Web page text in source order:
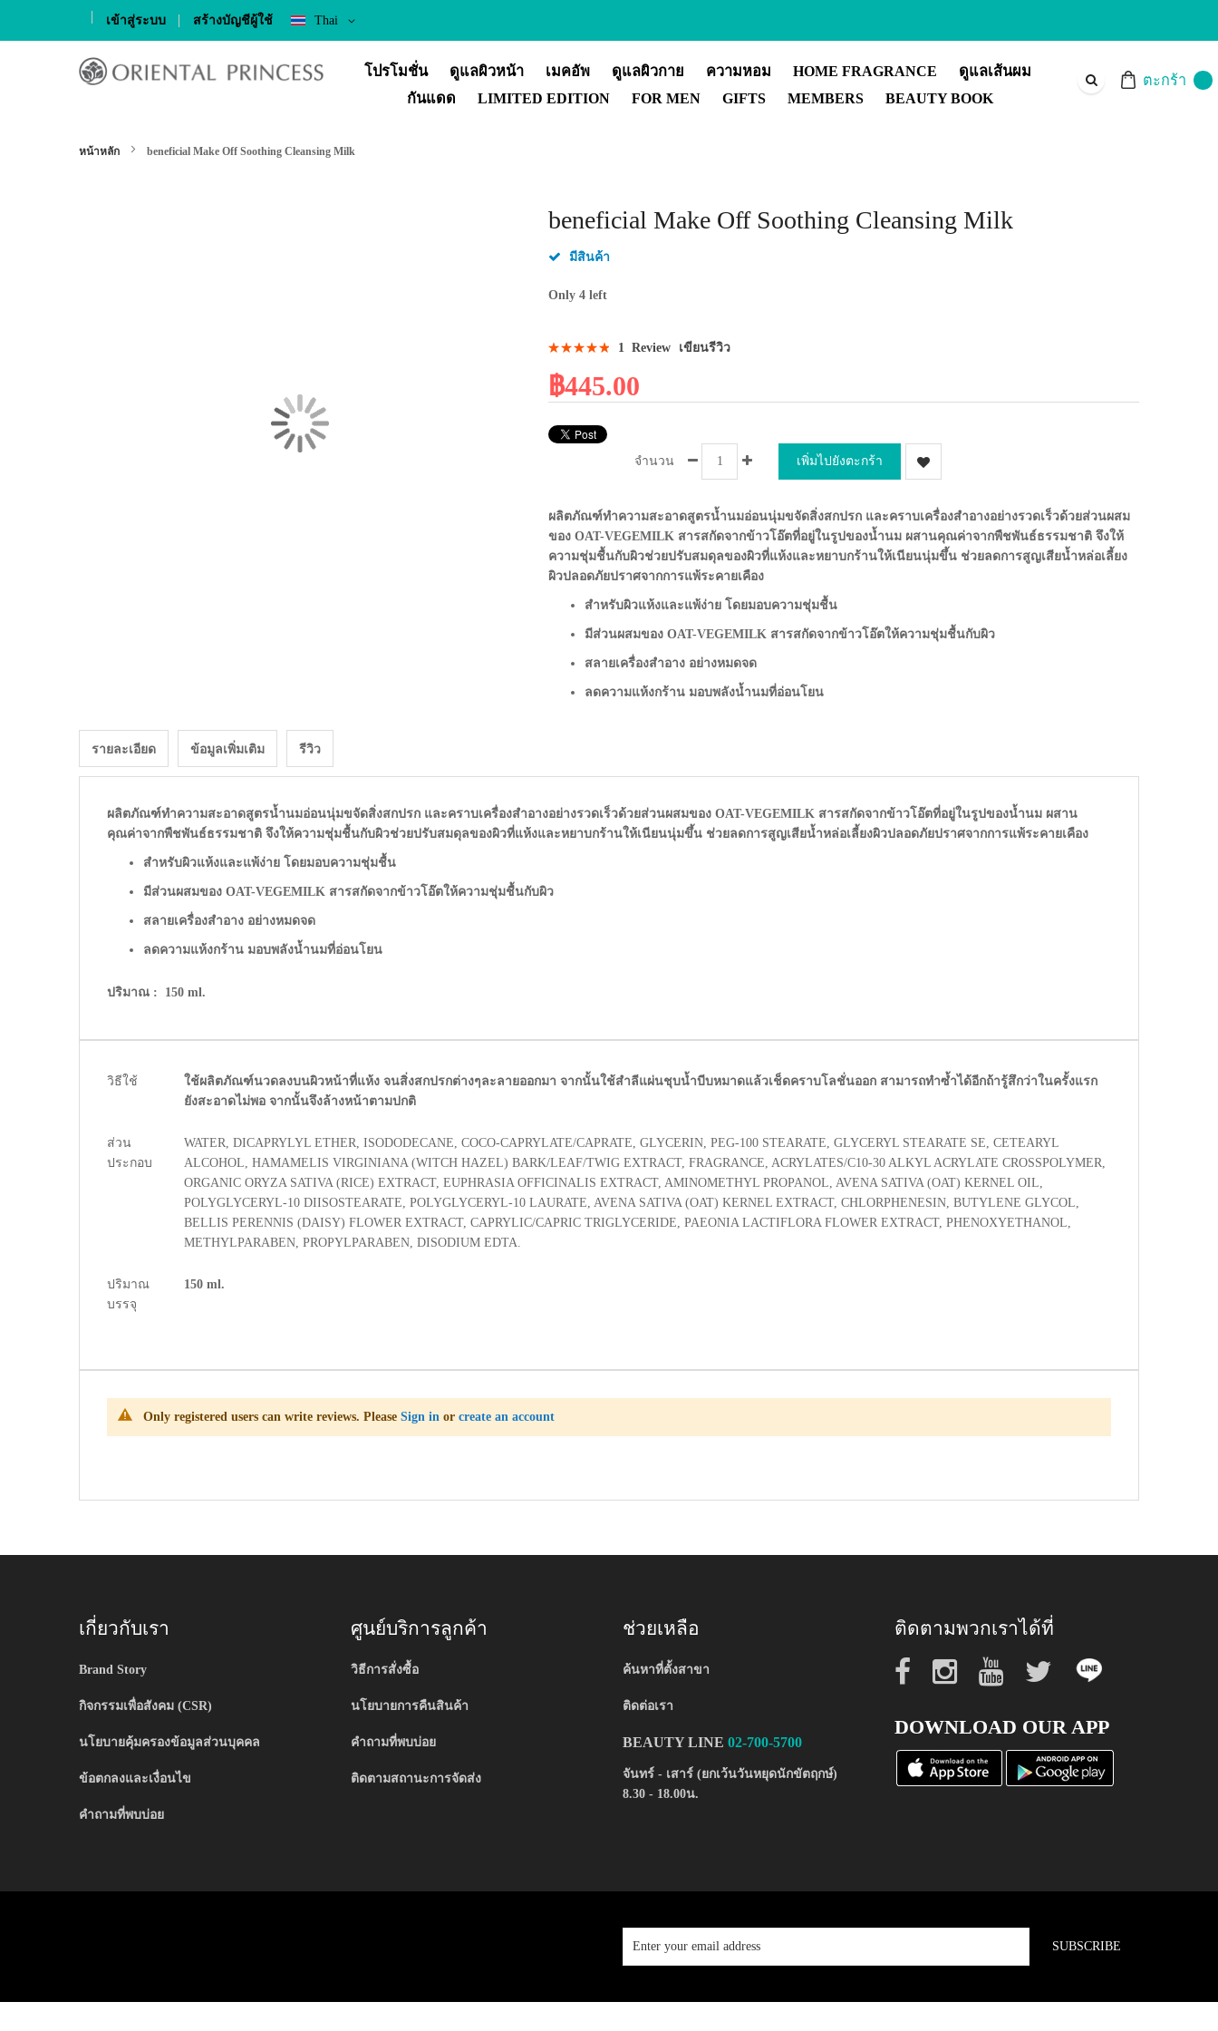
Language
Thai
เข้าสู่ระบบ
สร้างบัญชีผู้ใช้
Skip
to
Content
โปรโมชั่น ดูแลผิวหน้า เมคอัพ ดูแลผิวกาย ความหอม HOME FRAGRANCE
ดูแลเส้นผม
กันแดด
LIMITED EDITION FOR MEN GIFTS MEMBERS BEAUTY BOOK
ตะกร้า
หน้าหลัก beneficial Make Off Soothing Cleansing Milk
beneficial Make Off Soothing Cleansing Milk
มีสินค้า
Only4 left
Rating:
1 Review เขียนรีวิว
฿445.00
จำนวน เพิ่มไปยังตะกร้า
ผลิตภัณฑ์ทำความสะอาดสูตรน้ำนมอ่อนนุ่มขจัดสิ่งสกปรก และคราบเครื่องสำอางอย่างรวดเร็วด้วยส่วนผสม
ของ OAT-VEGEMILK สารสกัดจากข้าวโอ๊ตที่อยู่ในรูปของน้ำนม ผสานคุณค่าจากพืชพันธ์ธรรมชาติ จึงให้
ความชุ่มชื้นกับผิวช่วยปรับสมดุลของผิวที่แห้งและหยาบกร้านให้เนียนนุ่มขึ้น ช่วยลดการสูญเสียน้ำหล่อเลี้ยง
ผิวปลอดภัยปราศจากการแพ้ระคายเคือง
สำหรับผิวแห้งและแพ้ง่าย โดยมอบความชุ่มชื้น
มีส่วนผสมของ OAT-VEGEMILK สารสกัดจากข้าวโอ๊ตให้ความชุ่มชื้นกับผิว
สลายเครื่องสำอาง อย่างหมดจด
ลดความแห้งกร้าน มอบพลังน้ำนมที่อ่อนโยน
gallery
รายละเอียด ข้อมูลเพิ่มเติม รีวิว
ผลิตภัณฑ์ทำความสะอาดสูตรน้ำนมอ่อนนุ่มขจัดสิ่งสกปรก และคราบเครื่องสำอางอย่างรวดเร็วด้วยส่วนผสมของ OAT-VEGEMILK สารสกัดจากข้าวโอ๊ตที่อยู่ในรูปของน้ำนม ผสาน
คุณค่าจากพืชพันธ์ธรรมชาติ จึงให้ความชุ่มชื้นกับผิวช่วยปรับสมดุลของผิวที่แห้งและหยาบกร้านให้เนียนนุ่มขึ้น ช่วยลดการสูญเสียน้ำหล่อเลี้ยงผิวปลอดภัยปราศจากการแพ้ระคายเคือง
สำหรับผิวแห้งและแพ้ง่าย โดยมอบความชุ่มชื้น
มีส่วนผสมของ OAT-VEGEMILK สารสกัดจากข้าวโอ๊ตให้ความชุ่มชื้นกับผิว
สลายเครื่องสำอาง อย่างหมดจด
ลดความแห้งกร้าน มอบพลังน้ำนมที่อ่อนโยน
ปริมาณ : 150 ml.
ข้อมูล
วิธีใช้
ใช้ผลิตภัณฑ์นวดลงบนผิวหน้าที่แห้ง จนสิ่งสกปรกต่างๆละลายออกมา จากนั้นใช้สำลีแผ่นชุบน้ำบีบหมาดแล้วเช็ดคราบโลชั่นออก สามารถทำซ้ำได้อีกถ้ารู้สึกว่าในครั้งแรก
ยังสะอาดไม่พอ จากนั้นจึงล้างหน้าตามปกติ
ส่วน
ประกอบ
WATER, DICAPRYLYL ETHER, ISODODECANE, COCO-CAPRYLATE/CAPRATE, GLYCERIN, PEG-100 STEARATE, GLYCERYL STEARATE SE, CETEARYL
ALCOHOL, HAMAMELIS VIRGINIANA (WITCH HAZEL) BARK/LEAF/TWIG EXTRACT, FRAGRANCE, ACRYLATES/C10-30 ALKYL ACRYLATE CROSSPOLYMER,
ORGANIC ORYZA SATIVA (RICE) EXTRACT, EUPHRASIA OFFICINALIS EXTRACT, AMINOMETHYL PROPANOL, AVENA SATIVA (OAT) KERNEL OIL,
POLYGLYCERYL-10 DIISOSTEARATE, POLYGLYCERYL-10 LAURATE, AVENA SATIVA (OAT) KERNEL EXTRACT, CHLORPHENESIN, BUTYLENE GLYCOL,
BELLIS PERENNIS (DAISY) FLOWER EXTRACT, CAPRYLIC/CAPRIC TRIGLYCERIDE, PAEONIA LACTIFLORA FLOWER EXTRACT, PHENOXYETHANOL,
METHYLPARABEN, PROPYLPARABEN, DISODIUM EDTA.
ปริมาณ
บรรจุ
150 ml.
Only registered users can write reviews. Please Sign in or create an account
เกี่ยวกับเรา
Brand Story
กิจกรรมเพื่อสังคม (CSR)
นโยบายคุ้มครองข้อมูลส่วนบุคคล
ข้อตกลงและเงื่อนไข
คำถามที่พบบ่อย
ศูนย์บริการลูกค้า
วิธีการสั่งซื้อ
นโยบายการคืนสินค้า
คำถามที่พบบ่อย
ติดตามสถานะการจัดส่ง
ช่วยเหลือ
ค้นหาที่ตั้งสาขา
ติดต่อเรา
BEAUTY LINE 02-700-5700
จันทร์ - เสาร์ (ยกเว้นวันหยุดนักขัตฤกษ์)
8.30 - 18.00น.
ติดตามพวกเราได้ที่
DOWNLOAD OUR APP
SUBSCRIBE